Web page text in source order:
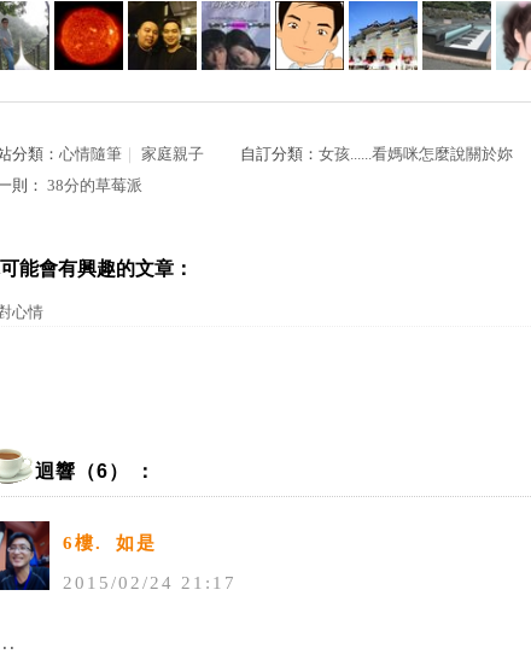
分類： 心情隨筆 家庭親子 自訂分類： 女孩......看媽咪怎麼說關於妳
則： 38分的草莓派
能會有興趣的文章：
心情
迴響（6） ：
6樓. 如是
2015/02/24 21 : 17